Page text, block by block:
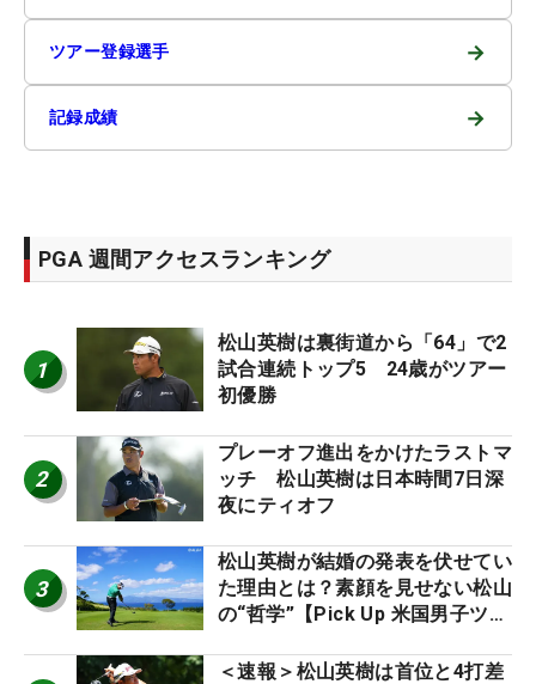
ツアー登録選手 →
記録成績 →
PGA 週間アクセスランキング
1
松山英樹は裏街道から「64」で2
試合連続トップ5 24歳がツアー
初優勝
2
プレーオフ進出をかけたラストマ
ッチ 松山英樹は日本時間7日深
夜にティオフ
3
松山英樹が結婚の発表を伏せてい
た理由とは？素顔を見せない松山
の“哲学”【Pick Up 米国男子ツア
＜速報＞松山英樹は首位と4打差